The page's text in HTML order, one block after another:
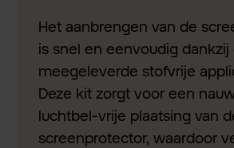
Het aanbrengen van de
is snel en eenvoudig dankzij
meegeleverde stofvrije
Deze kit zorgt voor een
luchtbel-vrije plaatsing van
screenprotector, waardoor